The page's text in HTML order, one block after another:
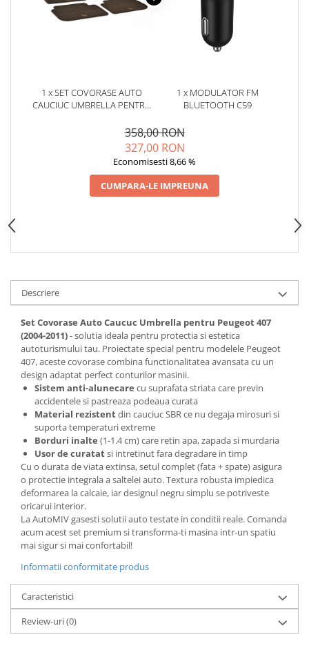
Pompa Spalator Parbriz
Siguranta
Echipamente Electrice si
Echipamente ADR si Utilitare
Uleiuri si Lichide Auto
Aditivi Combustibil
Aditivi Ulei Motor
Servodirectie
Antigel
Spray Curatare Frane
Produse Intretinere si Detailing
Lubrifianti si Spray-uri de Curatare
Curatare si Detailing Interior
Vopsitorie, Chituri si Adezivi
Curatare si Detailing Exterior
Articole Auto Sezoniere
Produse de Iarna
Cabluri Pornire
Produse de Vara
Blog
1 x SET COVORASE AUTO
CAUCIUC UMBRELLA PENTRU
1 x MODULATOR FM
BLUETOOTH C59
358,00 RON
327,00 RON
Economisesti 8,66 %
CUMPARA-LE IMPREUNA
Descriere
Set Covorase Auto Caucuc Umbrella pentru Peugeot 407
(2004-2011)- solutia ideala pentru protectia si estetica
autoturismului tau. Proiectate special pentru modelele Peugeot
407, aceste covorase combina functionalitatea avansata cu un
design adaptat perfect conturilor masinii.
Sistem anti-alunecare cu suprafata striata care previn
accidentele si pastreaza podeaua curata
Material rezistentdin cauciuc SBR ce nu degaja mirosuri si
suporta temperaturi extreme
Borduri inalte (1-1.4 cm) care retin apa, zapada si murdaria
Usor de curatatsi intretinut fara degradare in timp
Cu o durata de viata extinsa, setul complet (fata + spate) asigura
o protectie integrala a saltelei auto. Textura robusta impiedica
deformarea la calcaie, iar designul negru simplu se potriveste
oricarui interior.
La AutoMIV gasesti solutii auto testate in conditii reale. Comanda
acum acest set premium si transforma-ti masina intr-un spatiu
mai sigur si mai confortabil!
Informatii conformitate produs
Caracteristici
Review-uri(0)